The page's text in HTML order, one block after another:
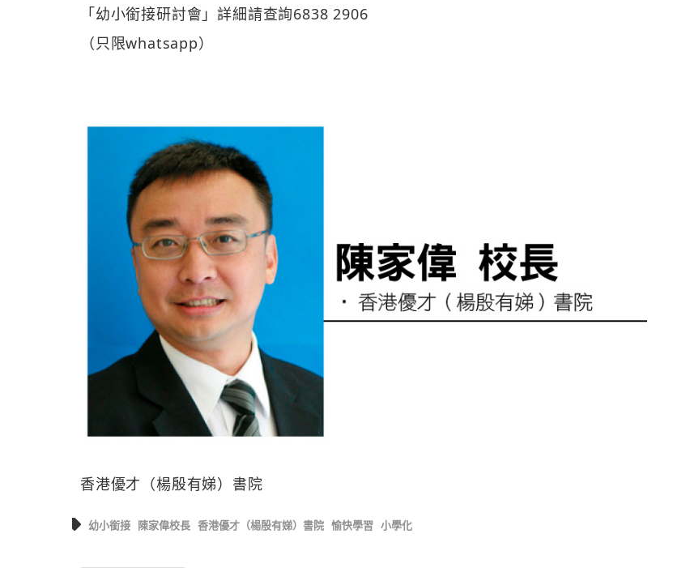
「幼小銜接研討會」詳細請查詢6838 2906
（只限whatsapp）
香港優才（楊殷有娣）書院
幼小銜接 陳家偉校長 香港優才（楊殷有娣）書院 愉快學習 小學化